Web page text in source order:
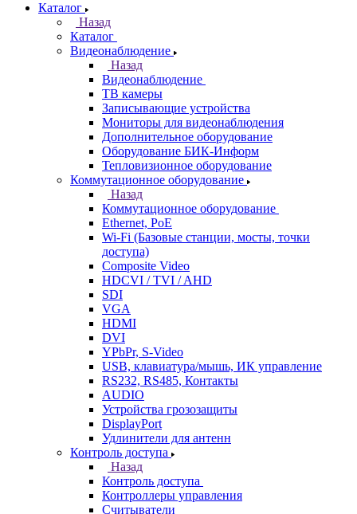
Каталог
Назад
Каталог
Видеонаблюдение
Назад
Видеонаблюдение
ТВ камеры
Записывающие устройства
Мониторы для видеонаблюдения
Дополнительное оборудование
Оборудование БИК-Информ
Тепловизионное оборудование
Коммутационное оборудование
Назад
Коммутационное оборудование
Ethernet, PoE
Wi-Fi (Базовые станции, мосты, точки
доступа)
Composite Video
HDCVI / TVI / AHD
SDI
VGA
HDMI
DVI
YPbPr, S-Video
USB, клавиатура/мышь, ИК управление
RS232, RS485, Контакты
AUDIO
Устройства грозозащиты
DisplayPort
Удлинители для антенн
Контроль доступа
Назад
Контроль доступа
Контроллеры управления
Считыватели